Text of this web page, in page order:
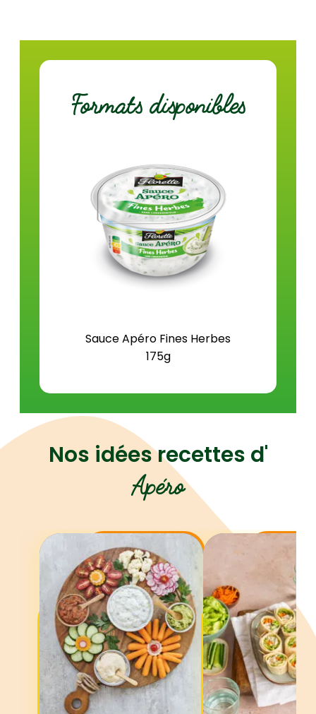
dont sucres (g)
Protéines (g)
Formats disponibles
Sauce Apéro Fines Herbes
175g
Nos idées recettes d'
Apéro